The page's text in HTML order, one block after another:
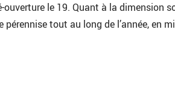
le 19. Quant à la dimension
tout au long de l’année, en